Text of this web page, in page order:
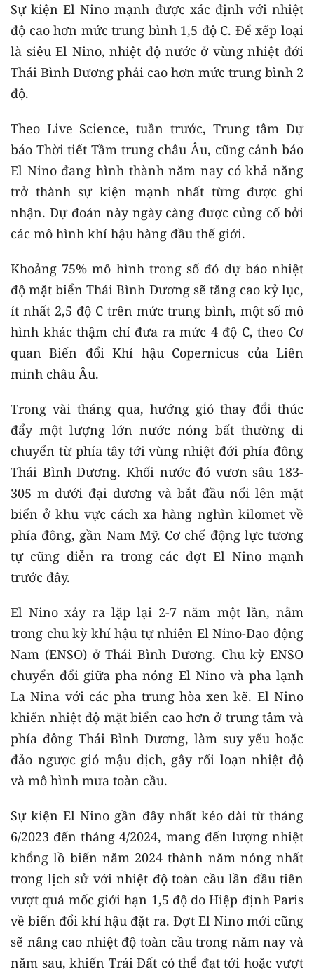
Sự kiện El Nino mạnh được xác định với nhiệt
độ cao hơn mức trung bình 1,5 độ C. Để xếp loại
là siêu El Nino, nhiệt độ nước ở vùng nhiệt đới
Thái Bình Dương phải cao hơn mức trung bình 2
độ.
Theo Live Science, tuần trước, Trung tâm Dự
báo Thời tiết Tầm trung châu Âu, cũng cảnh báo
El Nino đang hình thành năm nay có khả năng
trở thành sự kiện mạnh nhất từng được ghi
nhận. Dự đoán này ngày càng được củng cố bởi
các mô hình khí hậu hàng đầu thế giới.
Khoảng 75% mô hình trong số đó dự báo nhiệt
độ mặt biển Thái Bình Dương sẽ tăng cao kỷ lục,
ít nhất 2,5 độ C trên mức trung bình, một số mô
hình khác thậm chí đưa ra mức 4 độ C, theo Cơ
quan Biến đổi Khí hậu Copernicus của Liên
minh châu Âu.
Trong vài tháng qua, hướng gió thay đổi thúc
đẩy một lượng lớn nước nóng bất thường di
chuyển từ phía tây tới vùng nhiệt đới phía đông
Thái Bình Dương. Khối nước đó vươn sâu 183-
305 m dưới đại dương và bắt đầu nổi lên mặt
biển ở khu vực cách xa hàng nghìn kilomet về
phía đông, gần Nam Mỹ. Cơ chế động lực tương
tự cũng diễn ra trong các đợt El Nino mạnh
trước đây.
El Nino xảy ra lặp lại 2-7 năm một lần, nằm
trong chu kỳ khí hậu tự nhiên El Nino-Dao động
Nam (ENSO) ở Thái Bình Dương. Chu kỳ ENSO
chuyển đổi giữa pha nóng El Nino và pha lạnh
La Nina với các pha trung hòa xen kẽ. El Nino
khiến nhiệt độ mặt biển cao hơn ở trung tâm và
phía đông Thái Bình Dương, làm suy yếu hoặc
đảo ngược gió mậu dịch, gây rối loạn nhiệt độ
và mô hình mưa toàn cầu.
Sự kiện El Nino gần đây nhất kéo dài từ tháng
6/2023 đến tháng 4/2024, mang đến lượng nhiệt
khổng lồ biến năm 2024 thành năm nóng nhất
trong lịch sử với nhiệt độ toàn cầu lần đầu tiên
vượt quá mốc giới hạn 1,5 độ do Hiệp định Paris
về biến đổi khí hậu đặt ra. Đợt El Nino mới cũng
sẽ nâng cao nhiệt độ toàn cầu trong năm nay và
năm sau, khiến Trái Đất có thể đạt tới hoặc vượt